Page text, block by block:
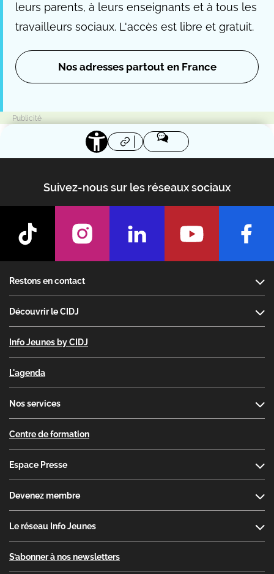
leurs parents, à leurs enseignants et à tous les
travailleurs sociaux. L'accès est libre et gratuit.
Nos adresses partout en France
Suivez-nous sur les réseaux sociaux
Restons en contact
Découvrir le CIDJ
Info Jeunes by CIDJ
L'agenda
Nos services
Centre de formation
Espace Presse
Devenez membre
Le réseau Info Jeunes
S’abonner à nos newsletters